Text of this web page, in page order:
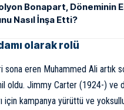
Bonapart, Döneminin
Nasıl İnşa Etti?
olarak rolü
sona eren Muhammed Ali artık
oldu. Jimmy Carter (1924-) ve
için kampanya yürüttü ve